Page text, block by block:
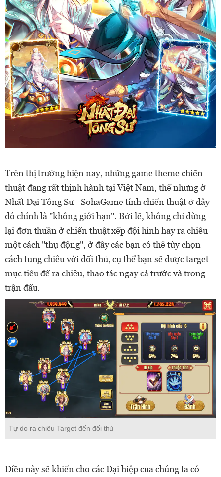
Trên thị trường hiện nay, những game theme chiến
thuật đang rất thịnh hành tại Việt Nam, thế nhưng ở
Nhất Đại Tông Sư - SohaGame tính chiến thuật ở đây
đó chính là "không giới hạn". Bởi lẽ, không chỉ dừng
lại đơn thuần ở chiến thuật xếp đội hình hay ra chiêu
một cách "thụ động", ở đây các bạn có thể tùy chọn
cách tung chiêu với đối thủ, cụ thể bạn sẽ được target
mục tiêu để ra chiêu, thao tác ngay cả trước và trong
trận đấu.
Tự do ra chiêu Target đến đối thủ
Điều này sẽ khiến cho các Đại hiệp của chúng ta có